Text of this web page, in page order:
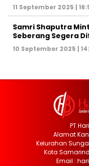
11 September 2025 |
Samri Shaputra
Seberang Segera
10 September 2025 |
PT
Alamat
Kelurahan
Kota
Email :